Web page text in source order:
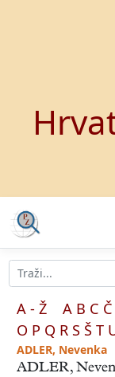
A - Ž A B C Č
O P Q R S Š T
ADLER, Nevenka
ADLER,